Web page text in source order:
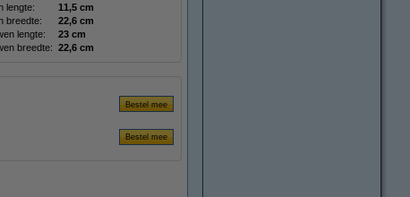
lengte:
11,5 cm
breedte:
22,6 cm
lengte:
23 cm
breedte: 22,6 cm